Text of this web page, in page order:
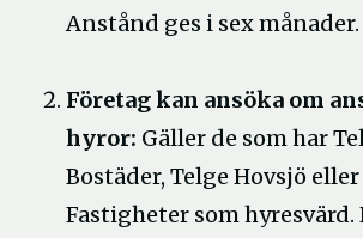
Anstånd ges i sex månader.
Företag kan ansöka om
hyror: Gäller de som har
Bostäder, Telge Hovsjö
Fastigheter som